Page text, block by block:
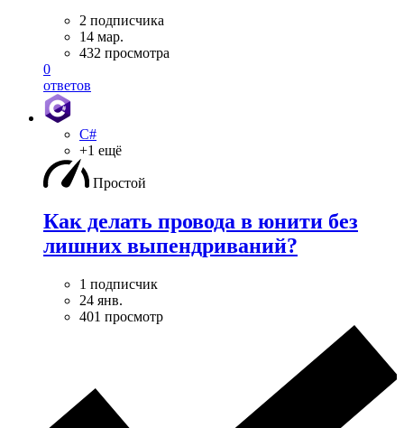
2 подписчика
14 мар.
432 просмотра
0
ответов
C#
+1 ещё
Простой
Как делать провода в юнити без
лишних выпендриваний?
1 подписчик
24 янв.
401 просмотр